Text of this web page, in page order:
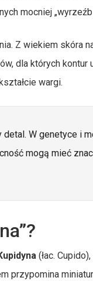
mocniej
Z wiekiem skóra
dla których
wargi.
W genetyce i
mogą mieć
(łac.
przypomina